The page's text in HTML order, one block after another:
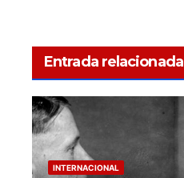
Entrada relacionada
INTERNACIONAL